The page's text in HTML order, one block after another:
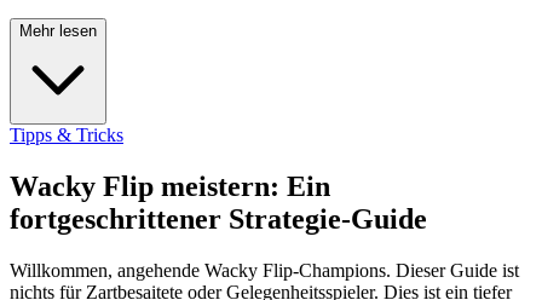
Mehr lesen
Tipps & Tricks
Wacky Flip meistern: Ein
fortgeschrittener Strategie-Guide
Willkommen, angehende Wacky Flip-Champions. Dieser Guide ist
nichts für Zartbesaitete oder Gelegenheitsspieler. Dies ist ein tiefer